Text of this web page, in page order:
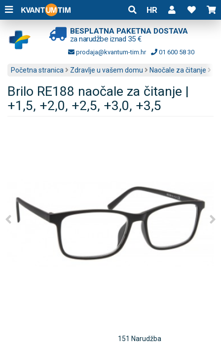
HR
BESPLATNA PAKETNA DOSTAVA
za narudžbe iznad 35 €
prodaja@kvantum-tim.hr 01 600 58 30
Početna stranica Zdravlje u vašem domu Naočale za čitanje
Brilo RE188 naočale za čitanje |
+1,5, +2,0, +2,5, +3,0, +3,5
151 Narudžba